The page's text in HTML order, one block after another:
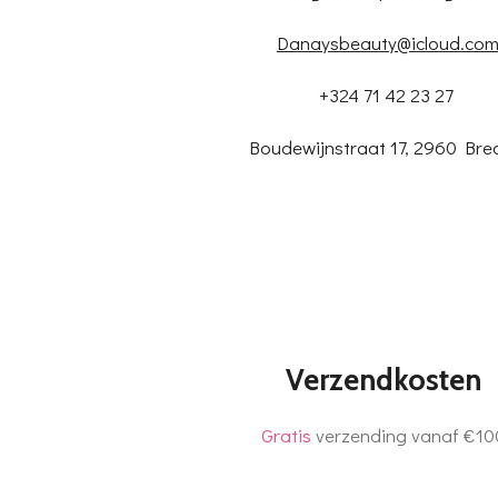
Danaysbeauty@icloud.com
+324 71 42 23 27
Boudewijnstraat 17, 2960
Verzendkosten
Gratisverzending vanaf